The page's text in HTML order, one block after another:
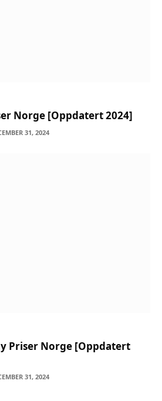
Norge [Oppdatert 2024]
31, 2024
Priser Norge [Oppdatert
31, 2024